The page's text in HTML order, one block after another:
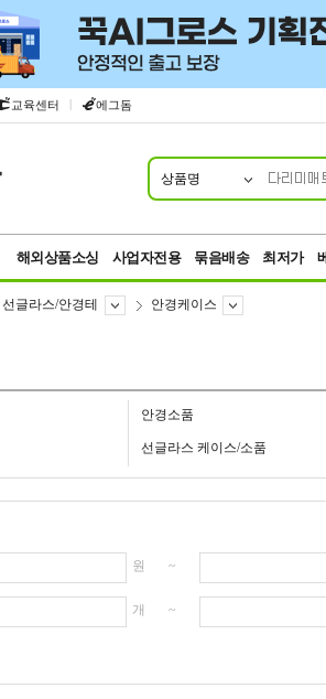
교육센터 | 에그돔
상품명
해외상품소싱 사업자전용 묶음배송 최저가
선글라스/안경테 안경케이스
안경소품
선글라스 케이스/소품
원 ~
개 ~